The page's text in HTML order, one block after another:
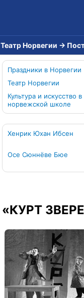
Театр Норвегии →
Праздники в Норвегии
Театр Норвегии
Культура и искусство в
норвежской школе
Хенрик Юхан Ибсен
Осе Сюннёве Бюе
«КУРТ